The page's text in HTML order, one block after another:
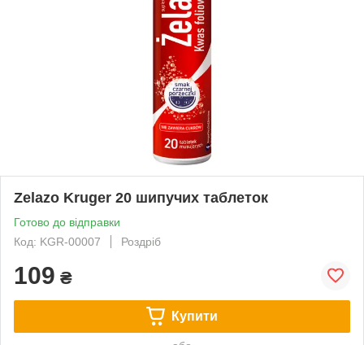
Zelazo Kruger 20 шипучих таблеток
Готово до відправки
Код: KGR-00007
Роздріб
109 ₴
Купити